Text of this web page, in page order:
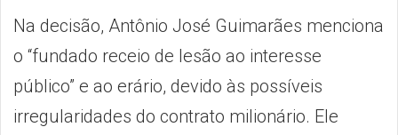
Na decisão, Antônio José Guimarães menciona
o “fundado receio de lesão ao interesse
público” e ao erário, devido às possíveis
irregularidades do contrato milionário. Ele